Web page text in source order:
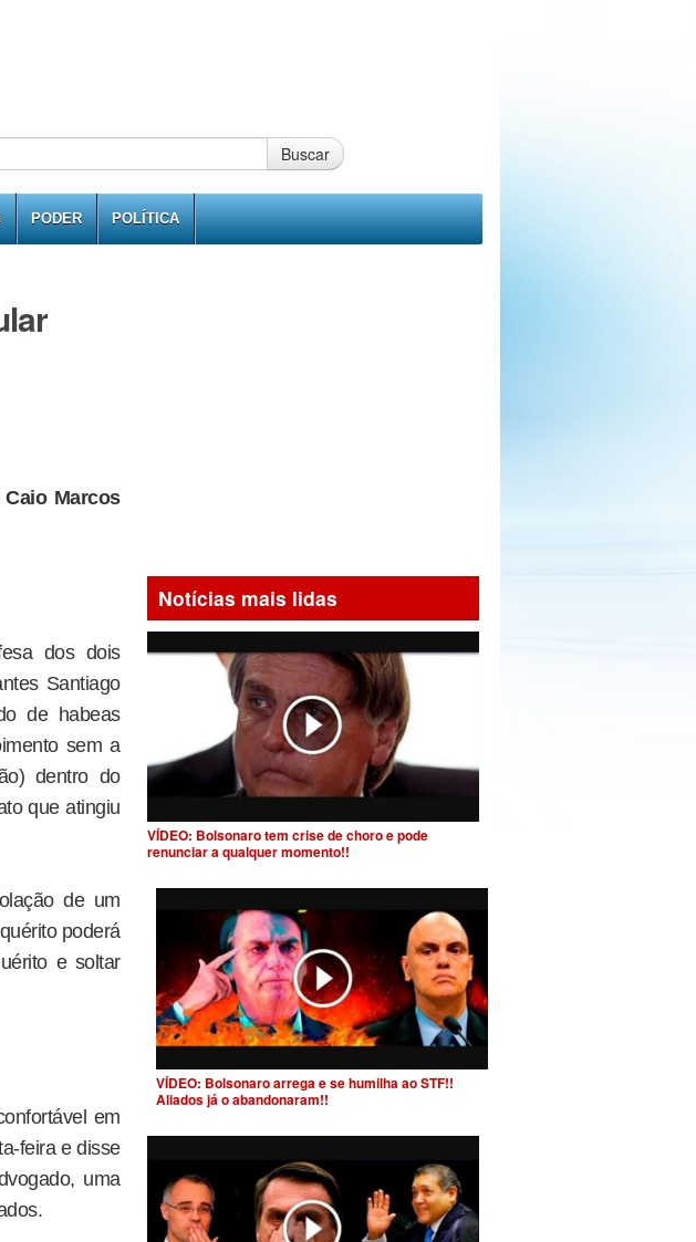
Buscar
PODER POLÍTICA
Marcos
dos dois
Santiago
de habeas
sem a
dentro do
que atingiu
de um
poderá
e soltar
em
feira e disse
uma
Notícias mais lidas
VÍDEO: Bolsonaro tem crise de choro e pode
renunciar a qualquer momento!!
VÍDEO: Bolsonaro arrega e se humilha ao STF!!
Aliados já o abandonaram!!